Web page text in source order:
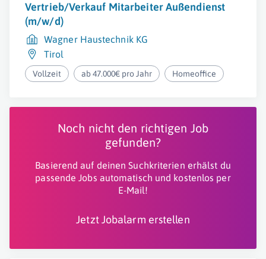
Vertrieb/Verkauf Mitarbeiter Außendienst
(m/w/d)
Wagner Haustechnik KG
Tirol
Vollzeit ab 47.000€ pro Jahr Homeoffice
Noch nicht den richtigen Job
gefunden?
Basierend auf deinen Suchkriterien erhälst du
passende Jobs automatisch und kostenlos per
E-Mail!
Jetzt Jobalarm erstellen